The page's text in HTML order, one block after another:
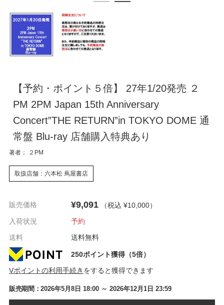
【予約・ポイント５倍】 27年1/20発売 ２
PM 2PM Japan 15th Anniversary
Concert”THE RETURN”in TOKYO DOME 通
常盤 Blu-ray 店舗購入特典あり
著者： ２PM
取扱店舗：六本松 蔦屋書店
販売価格 ¥9,091 （税込 ¥10,000）
入荷状況
予約
送料
送料無料
250ポイント獲得（5倍）
Vポイントの利用手続き をすると獲得できます
販売期間：2026年5月8日 18:00 ～ 2026年12月1日 23:59